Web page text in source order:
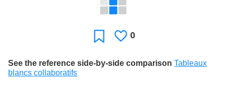
FavoriteLikes
0
See the reference side-by-side comparison Tableaux
blancs collaboratifs